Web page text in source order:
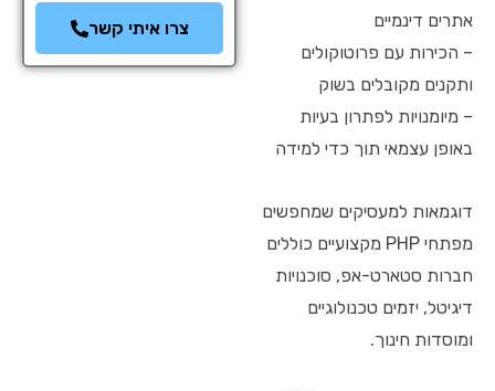
אתרים דינמיים
– הכירות עם פרוטוקולים
ותקנים מקובלים בשוק
– מיומנויות לפתרון בעיות
באופן עצמאי תוך כדי למידה
דוגמאות למעסיקים שמחפשים
מפתחי PHP מקצועיים כוללים
חברות סטארט-אפ, סוכנויות
דיגיטל, יזמים טכנולוגיים
ומוסדות חינוך.
צרו איתי קשר